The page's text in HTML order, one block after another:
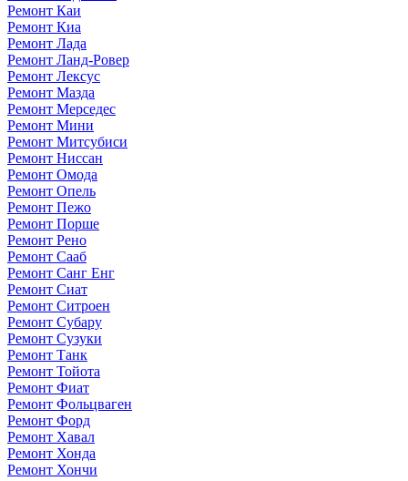
Ремонт Каи
Ремонт Киа
Ремонт Лада
Ремонт Ланд-Ровер
Ремонт Лексус
Ремонт Мазда
Ремонт Мерседес
Ремонт Мини
Ремонт Митсубиси
Ремонт Ниссан
Ремонт Омода
Ремонт Опель
Ремонт Пежо
Ремонт Порше
Ремонт Рено
Ремонт Сааб
Ремонт Санг Енг
Ремонт Сиат
Ремонт Ситроен
Ремонт Субару
Ремонт Сузуки
Ремонт Танк
Ремонт Тойота
Ремонт Фиат
Ремонт Фольцваген
Ремонт Форд
Ремонт Хавал
Ремонт Хонда
Ремонт Хончи